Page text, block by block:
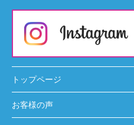
トップページ
お客様の声